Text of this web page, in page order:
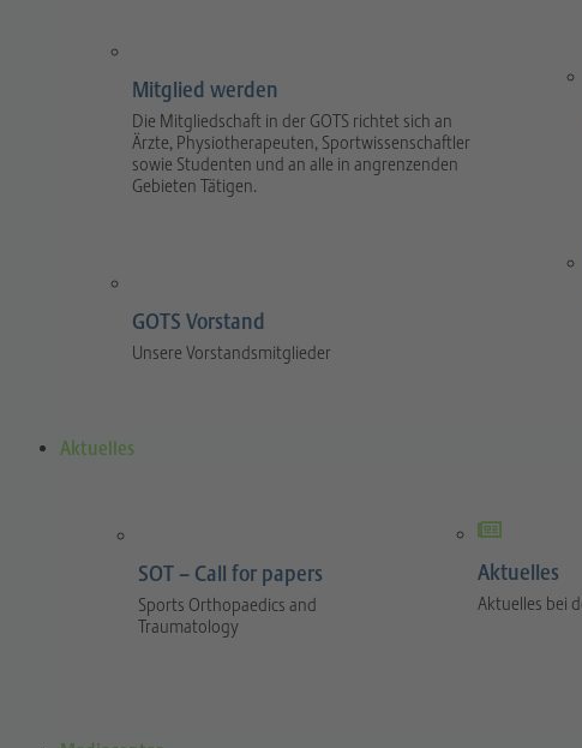
Mitglied werden
Die Mitgliedschaft in der GOTS richtet sich an
Ärzte, Physiotherapeuten, Sportwissenschaftler
sowie Studenten und an alle in angrenzenden
Gebieten Tätigen.
GOTS Vorstand
Unsere Vorstandsmitglieder
Aktuelles
SOT – Call for papers
Sports Orthopaedics and
Traumatology
Aktuelles
Aktuelles bei